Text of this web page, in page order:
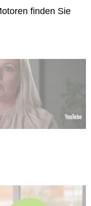
finden Sie